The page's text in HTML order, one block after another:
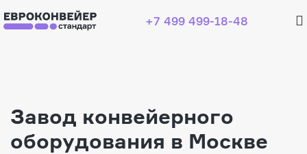
+7 499 499-18-48
Завод конвейерного
оборудования в Москве